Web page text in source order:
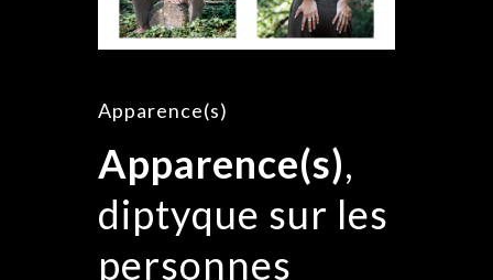
Apparence(s)
Apparence(s),
diptyque sur les
personnes